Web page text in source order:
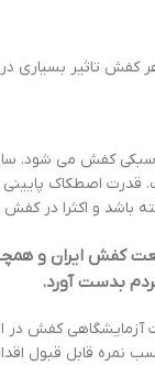
تاثیر بسیاری
سبکی کفش می شود.
و اکثرا در کفش
کفش ایران و
بدست آورد.
کفش در
نمره قابل قبول